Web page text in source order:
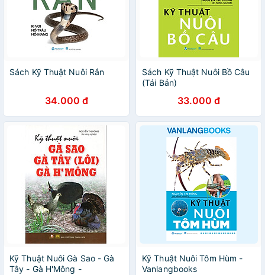
Sách Kỹ Thuật Nuôi Rắn
34.000 đ
Sách Kỹ Thuật Nuôi Bồ Câu
(Tái Bản)
33.000 đ
Kỹ Thuật Nuôi Gà Sao - Gà
Tây - Gà H'Mông -
Kỹ Thuật Nuôi Tôm Hùm -
Vanlangbooks